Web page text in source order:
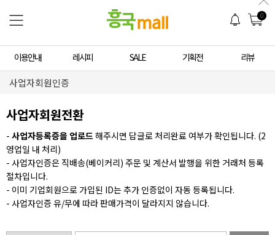
0
이용안내 레시피 SALE 기획전 리뷰
사업자회원인증
사업자회원전환
- 사업자등록증을 업로드 해주시면 답글로 처리완료 여부가 확인됩니다. (2
영업일 내 처리)
- 사업자인증은 직배송(베이커리) 주문 및 계산서 발행을 위한 거래처 등록
절차입니다.
- 이미 기업회원으로 가입된 ID는 추가 인증없이 자동 등록됩니다.
- 사업자인증 유/무에 따라 판매가격이 달라지지 않습니다.